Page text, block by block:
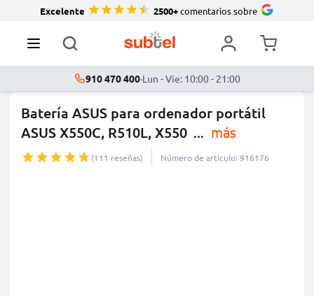
Excelente 2500+comentarios sobre
910 470 400·Lun - Vie: 10:00 - 21:00
Batería ASUS para ordenador portátil
ASUS X550C, R510L, X550 ... más
(111 reseñas) Número de artículo: 916176